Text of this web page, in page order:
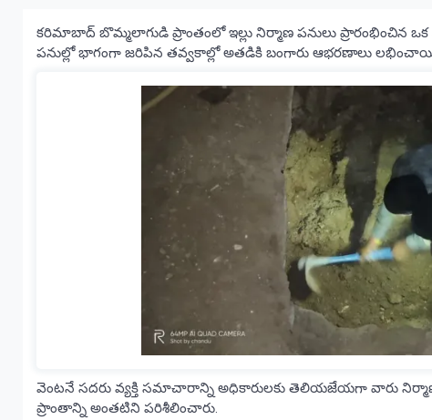
కరిమాబాద్ బొమ్మలాగుడి ప్రాంతంలో ఇల్లు నిర్మాణ పనులు ప్రారంభించిన ఒక
పనుల్లో భాగంగా జరిపిన తవ్వకాల్లో అతడికి బంగారు ఆభరణాలు
వెంటనే సదరు వ్యక్తి సమాచారాన్ని అధికారులకు తెలియజేయగా వారు
ప్రాంతాన్ని అంతటిని పరిశీలించారు.